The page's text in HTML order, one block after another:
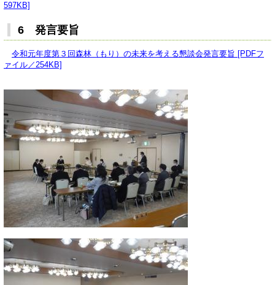
597KB]
6 発言要旨
令和元年度第３回森林（もり）の未来を考える懇談会発言要旨 [PDFフ
ァイル／254KB]